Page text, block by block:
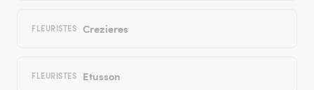
FLEURISTES Crezieres
FLEURISTES Etusson